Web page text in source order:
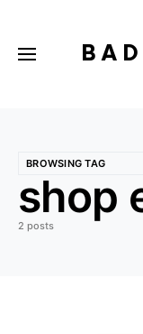
BROWSING TAG
shop
2 posts